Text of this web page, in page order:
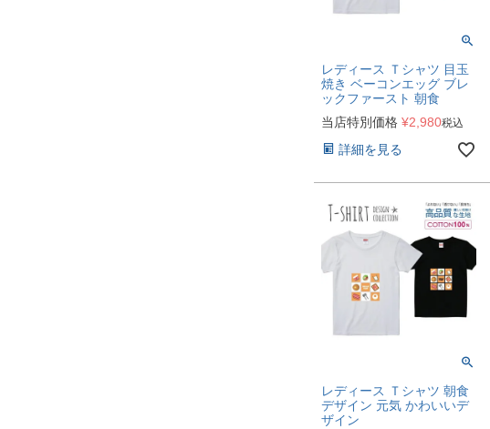
レディース Ｔシャツ 目玉
焼き ベーコンエッグ ブレ
ックファースト 朝食
当店特別価格 ¥2,980税込
詳細を見る
レディース Ｔシャツ 朝食
デザイン 元気 かわいいデ
ザイン